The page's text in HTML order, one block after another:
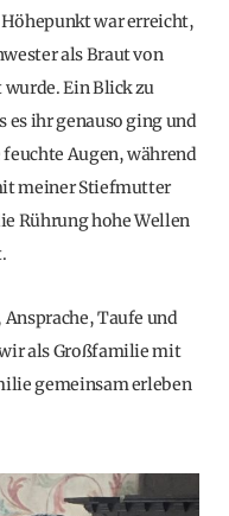
war erreicht,
als Braut von
Ein Blick zu
es ihr genauso ging und
Augen, während
meiner Stiefmutter
Rührung hohe Wellen
Taufe und
als Großfamilie mit
gemeinsam erleben